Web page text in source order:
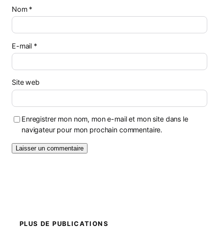
Nom *
E-mail *
Site web
Enregistrer mon nom, mon e-mail et mon site dans le
navigateur pour mon prochain commentaire.
PLUS DE PUBLICATIONS